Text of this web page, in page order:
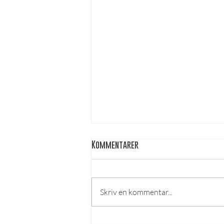
Kårval kandidater 2026
Kommentarer
Skriv en kommentar...